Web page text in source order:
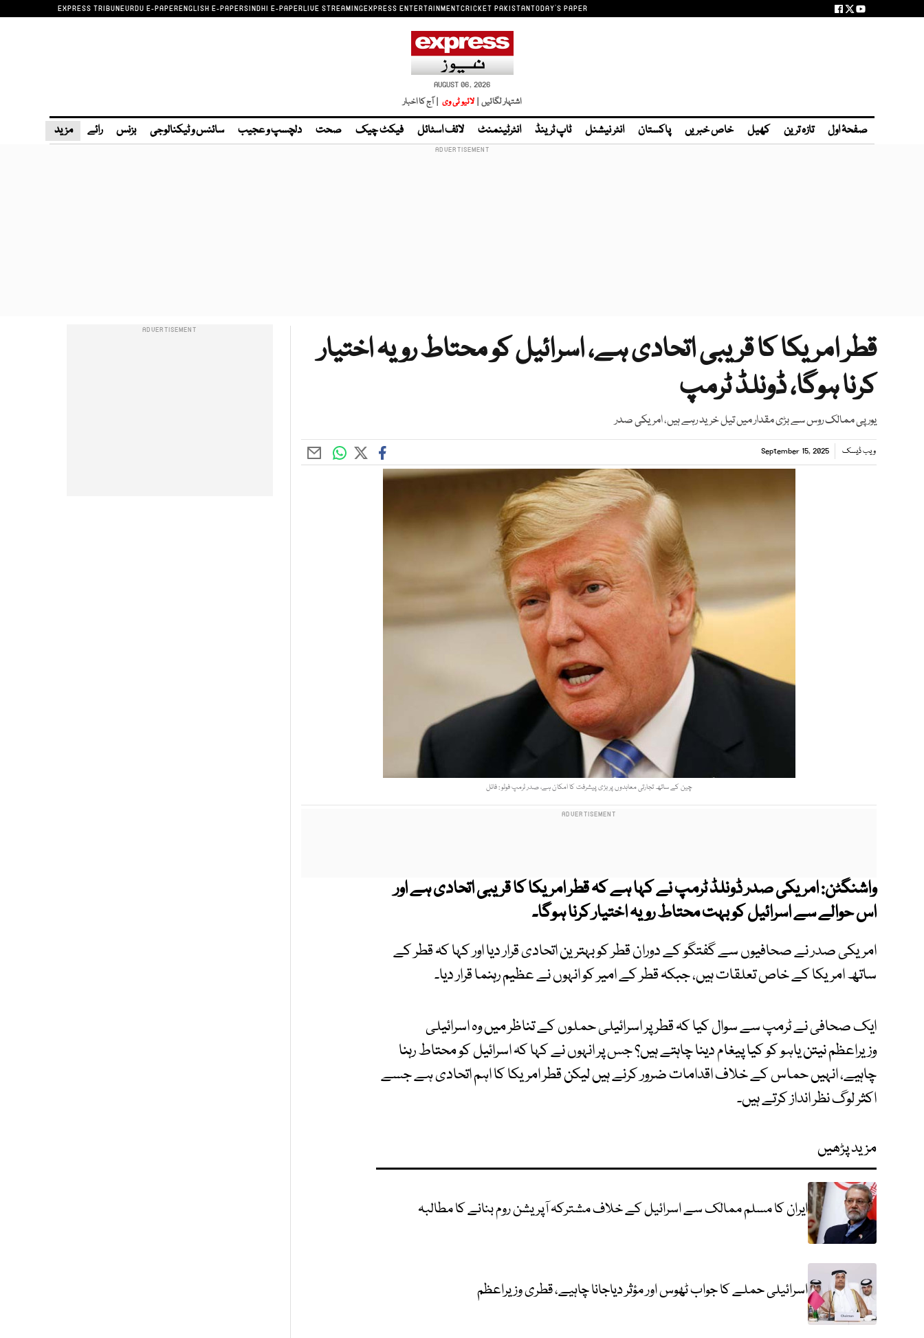
EXPRESS TRIBUNEURDU E-PAPERENGLISH E-PAPERSINDHI E-PAPERLIVE STREAMINGEXPRESS ENTERTAINMENTCRICKET PAKISTANTODAY'S PAPER
AUGUST 06, 2026
اشتہار لگائیں | لائیو ٹی وی | آج کا اخبار
صفحۂ اول تازہ ترین کھیل خاص خبریں پاکستان انٹر نیشنل ٹاپ ٹرینڈ انٹرٹینمنٹ لائف اسٹائل فیکٹ چیک صحت دلچسپ و عجیب سائنس و ٹیکنالوجی بزنس رائے مزید
قطر امریکا کا قریبی اتحادی ہے، اسرائیل کو محتاط رویہ اختیار
کرنا ہوگا، ڈونلڈ ٹرمپ
یورپی ممالک روس سے بڑی مقدار میں تیل خرید رہے ہیں، امریکی صدر
ویب ڈیسک September 15, 2025
چین کے ساتھ تجارتی معاہدوں پر بڑی پیشرفت کا امکان ہے، صدر ٹرمپ فوٹو : فائل
واشنگٹن: امریکی صدر ڈونلڈ ٹرمپ نے کہا ہے کہ قطر امریکا کا قریبی اتحادی ہے اور
اس حوالے سے اسرائیل کو بہت محتاط رویہ اختیار کرنا ہوگا۔
امریکی صدر نے صحافیوں سے گفتگو کے دوران قطر کو بہترین اتحادی قرار دیا اور کہا کہ قطر کے
ساتھ امریکا کے خاص تعلقات ہیں، جبکہ قطر کے امیر کو انہوں نے عظیم رہنما قرار دیا۔
ایک صحافی نے ٹرمپ سے سوال کیا کہ قطر پر اسرائیلی حملوں کے تناظر میں وہ اسرائیلی
وزیراعظم نیتن یاہو کو کیا پیغام دینا چاہتے ہیں؟ جس پر انہوں نے کہا کہ اسرائیل کو محتاط رہنا
چاہیے، انہیں حماس کے خلاف اقدامات ضرور کرنے ہیں لیکن قطر امریکا کا اہم اتحادی ہے جسے
اکثر لوگ نظر انداز کرتے ہیں۔
مزید پڑھیں
ایران کا مسلم ممالک سے اسرائیل کے خلاف مشترکہ آپریشن روم بنانے کا مطالبہ
اسرائیلی حملے کا جواب ٹھوس اور مؤثر دیاجانا چاہیے، قطری وزیراعظم